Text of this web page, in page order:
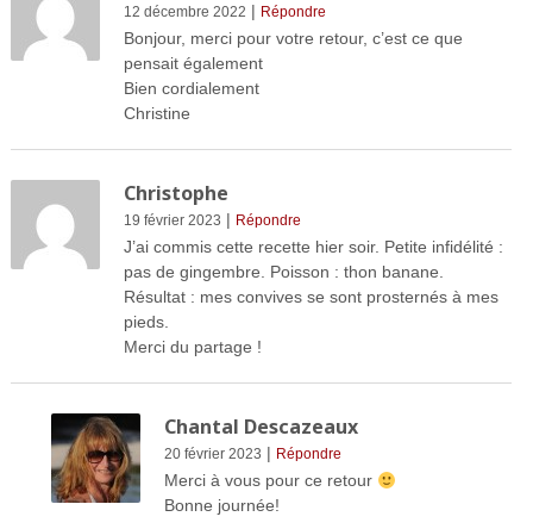
12 décembre 2022 | Répondre
Bonjour, merci pour votre retour, c’est ce que
pensait également
Bien cordialement
Christine
Christophe
19 février 2023 | Répondre
J’ai commis cette recette hier soir. Petite infidélité :
pas de gingembre. Poisson : thon banane.
Résultat : mes convives se sont prosternés à mes
pieds.
Merci du partage !
Chantal Descazeaux
20 février 2023 | Répondre
Merci à vous pour ce retour
Bonne journée!